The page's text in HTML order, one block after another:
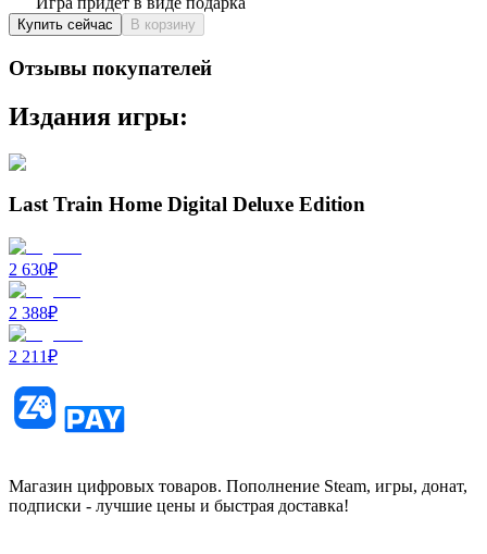
Купить сейчас В корзину
Отзывы покупателей
Издания игры:
Last Train Home Digital Deluxe Edition
2 630₽
2 388₽
2 211₽
Магазин цифровых товаров. Пополнение Steam, игры, донат,
подписки - лучшие цены и быстрая доставка!